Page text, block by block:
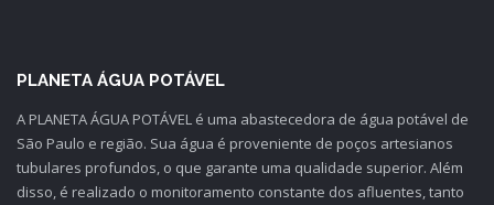
PLANETA ÁGUA POTÁVEL
A PLANETA ÁGUA POTÁVEL é uma abastecedora de água potável de
São Paulo e região. Sua água é proveniente de poços artesianos
tubulares profundos, o que garante uma qualidade superior. Além
disso, é realizado o monitoramento constante dos afluentes, tanto